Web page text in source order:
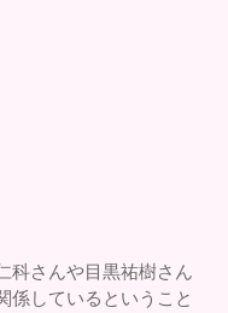
科さんや目黒祐樹さん
係しているということ